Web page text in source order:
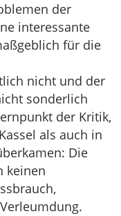
der
interessante
für die
nicht und der
sonderlich
der Kritik,
als auch in
Die
keinen